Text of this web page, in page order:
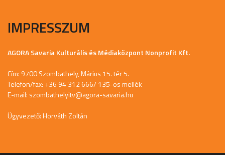
IMPRESSZUM
AGORA Savaria Kulturális és Médiaközpont Nonprofit Kft.
Cím: 9700 Szombathely, Márius 15. tér 5.
Telefon/fax: +36 94 312 666/ 135-ös mellék
E-mail: szombathelyitv@agora-savaria.hu
Ügyvezető: Horváth Zoltán